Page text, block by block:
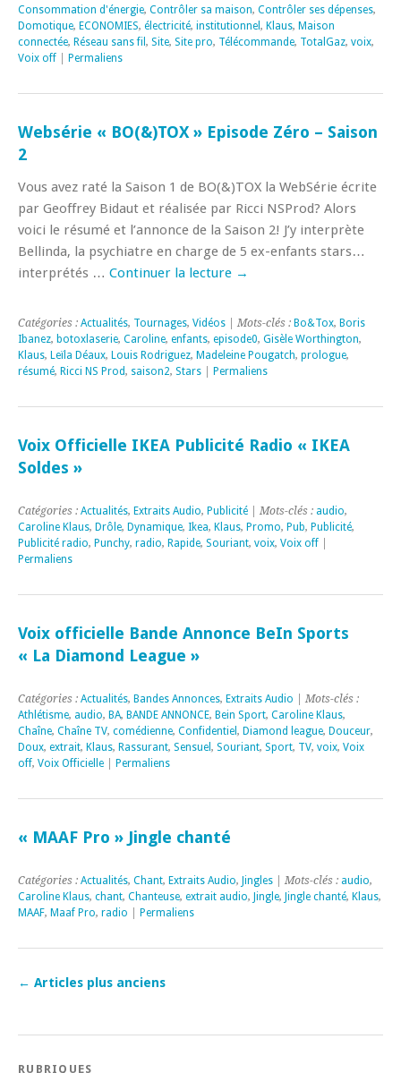
Consommation d'énergie, Contrôler sa maison, Contrôler ses dépenses,
Domotique, ECONOMIES, électricité, institutionnel , Klaus, Maison
connectée, Réseau sans fil , Site, Site pro, Télécommande, TotalGaz, voix,
Voix off
Permaliens
Websérie « BO(&)TOX » Episode Zéro – Saison
2
Vous avez raté la Saison 1 de BO(&)TOX la WebSérie écrite
par Geoffrey Bidaut et réalisée par Ricci NSProd? Alors
voici le résumé et l’annonce de la Saison 2! J’y interprète
Bellinda, la psychiatre en charge de 5 ex-enfants stars…
interprétés … Continuer la lecture →
Catégories : Actualités, Tournages, Vidéos | Mots-clés : Bo&Tox, Boris
Ibanez, botoxlaserie, Caroline, enfants, episode0, Gisèle Worthington,
Klaus, Leïla Déaux, Louis Rodriguez, Madeleine Pougatch, prologue,
résumé, Ricci NS Prod, saison2, Stars Permaliens
Voix Officielle IKEA Publicité Radio « IKEA
Soldes »
Catégories : Actualités, Extraits Audio, Publicité | Mots-clés : audio,
Caroline Klaus, Drôle, Dynamique, Ikea, Klaus, Promo, Pub, Publicité,
Publicité radio, Punchy, radio, Rapide, Souriant, voix, Voix off
Permaliens
Voix officielle Bande Annonce BeIn Sports
« La Diamond League »
Catégories : Actualités, Bandes Annonces, Extraits Audio | Mots-clés :
Athlétisme, audio, BA, BANDE ANNONCE, Bein Sport, Caroline Klaus,
Chaîne, Chaîne TV, comédienne, Confidentiel , Diamond league, Douceur,
Doux, extrait, Klaus, Rassurant, Sensuel , Souriant, Sport, TV, voix, Voix
off, Voix Officielle Permaliens
« MAAF Pro » Jingle chanté
Catégories : Actualités, Chant, Extraits Audio, Jingles | Mots-clés : audio,
Caroline Klaus, chant, Chanteuse, extrait audio, Jingle, Jingle chanté, Klaus,
MAAF, Maaf Pro, radio Permaliens
← Articles plus anciens
RUBRIQUES